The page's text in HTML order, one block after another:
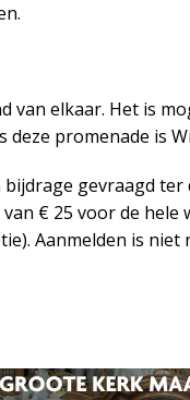
van elkaar. Het is
deze promenade is
gevraagd
€ 25 voor de hele
Aanmelden is niet